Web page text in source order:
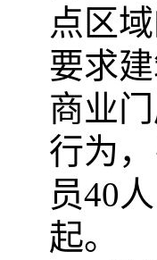
点区
要求
商业
行为
员40
起。